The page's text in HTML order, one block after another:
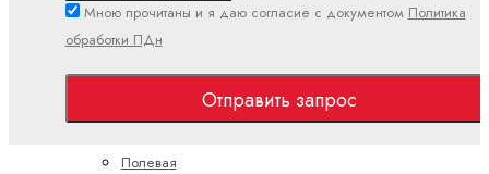
вх./вых (I/O)
S20
(IP20)
Полевая
Мною прочитаны и я даю согласие с документом Политика
обработки ПДн
Отправить запрос